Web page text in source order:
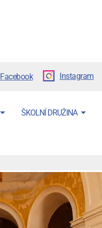
Facebook Instagram
ŠKOLNÍ DRUŽINA